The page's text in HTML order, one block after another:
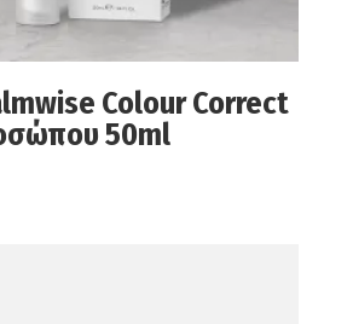
Colour Correct
50ml